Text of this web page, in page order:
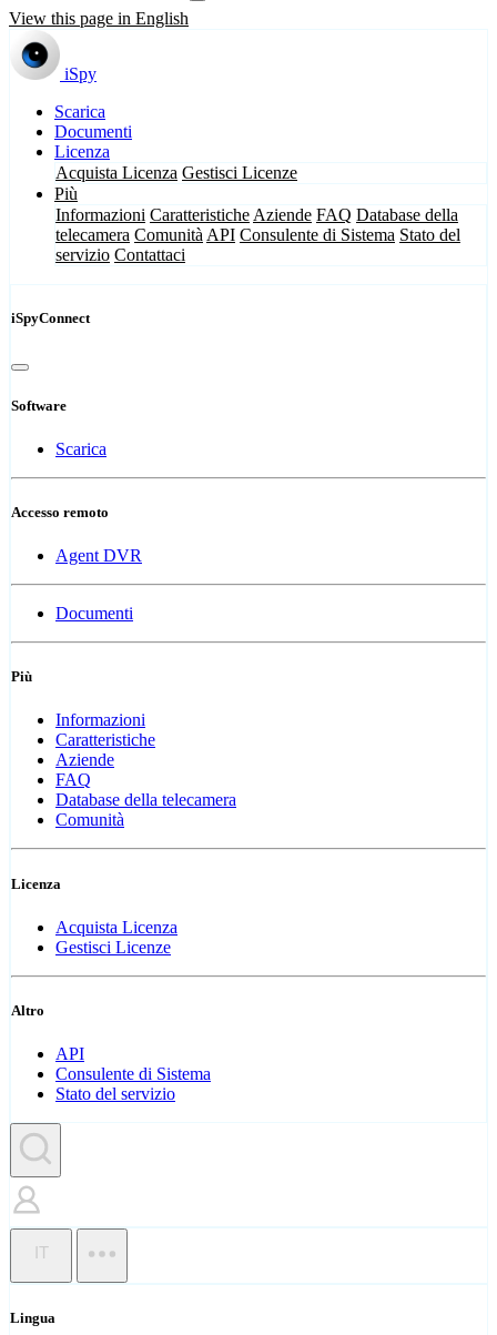
View this page in English
iSpy
Scarica
Documenti
Licenza
Acquista Licenza Gestisci Licenze
Più
Informazioni Caratteristiche Aziende FAQ Database della
telecamera Comunità API Consulente di Sistema Stato del
servizio Contattaci
iSpyConnect
Software
Scarica
Accesso remoto
Agent DVR
Documenti
Più
Informazioni
Caratteristiche
Aziende
FAQ
Database della telecamera
Comunità
Licenza
Acquista Licenza
Gestisci Licenze
Altro
API
Consulente di Sistema
Stato del servizio
IT
Lingua